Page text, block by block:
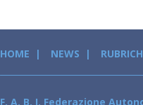
HOME NEWS
F. A. B. I. Federazione